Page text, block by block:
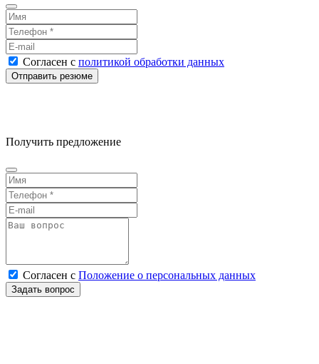
Согласен с политикой обработки данных
Получить предложение
Согласен с Положение о персональных данных